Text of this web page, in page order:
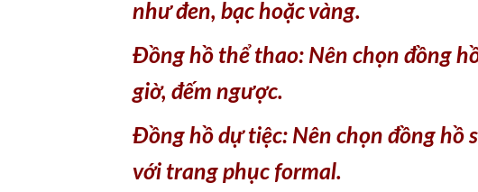
như đen, bạc hoặc vàng.
Đồng hồ thể thao: Nên chọn đồng
giờ, đếm ngược.
Đồng hồ dự tiệc: Nên chọn đồng hồ
với trang phục formal.